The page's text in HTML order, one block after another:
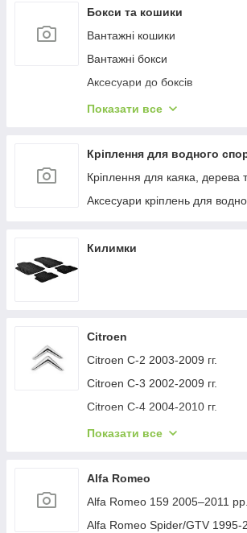
Бокси та кошики
Вантажні кошики
Вантажні бокси
Аксесуари до боксів
Палатки на дах
Бокси на фаркоп
Показати все
Кріплення для водного
Кріплення для каяка, дерева
Аксесуари кріплень для
Килимки
Citroen
Citroen C-2 2003-2009 гг.
Citroen C-3 2002-2009 гг.
Citroen C-4 2004-2010 гг.
Citroen C-1 2005-2014 гг.
Citroen C-4 Picasso 2006-2013
Citroen Nemo 2007-2017 гг.
Citroen Berlingo 1996-2008 гг.
Показати все
Alfa Romeo
Alfa Romeo 159 2005–2011 рр.
Alfa Romeo Spider/GTV 1995-